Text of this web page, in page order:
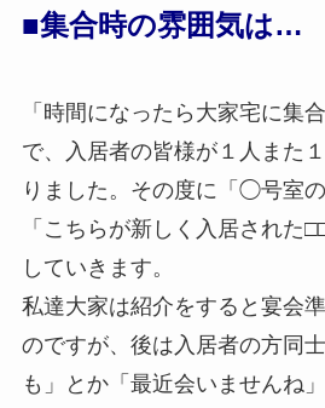
■集合時の雰囲気は…
「時間になったら大家宅に集
で、入居者の皆様が１人また
りました。その度に「◯号室
「こちらが新しく入居された
していきます。
私達大家は紹介をすると宴会
のですが、後は入居者の方同
も」とか「最近会いませんね